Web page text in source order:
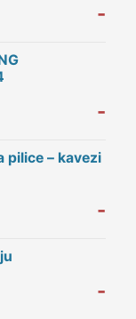
-
-
pilice – kavezi
-
-